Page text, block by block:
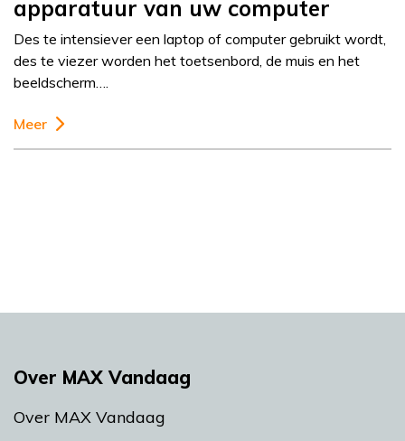
apparatuur van uw computer
Des te intensiever een laptop of computer gebruikt wordt,
des te viezer worden het toetsenbord, de muis en het
beeldscherm….
Meer
Over MAX Vandaag
Over MAX Vandaag